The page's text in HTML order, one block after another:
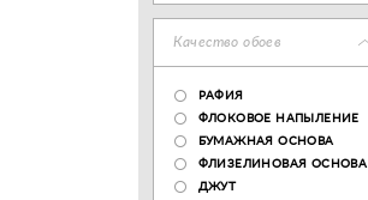
Качество обоев
РАФИЯ
ФЛОКОВОЕ НАПЫЛЕНИЕ
БУМАЖНАЯ ОСНОВА
ФЛИЗЕЛИНОВАЯ ОСНОВА
ДЖУТ